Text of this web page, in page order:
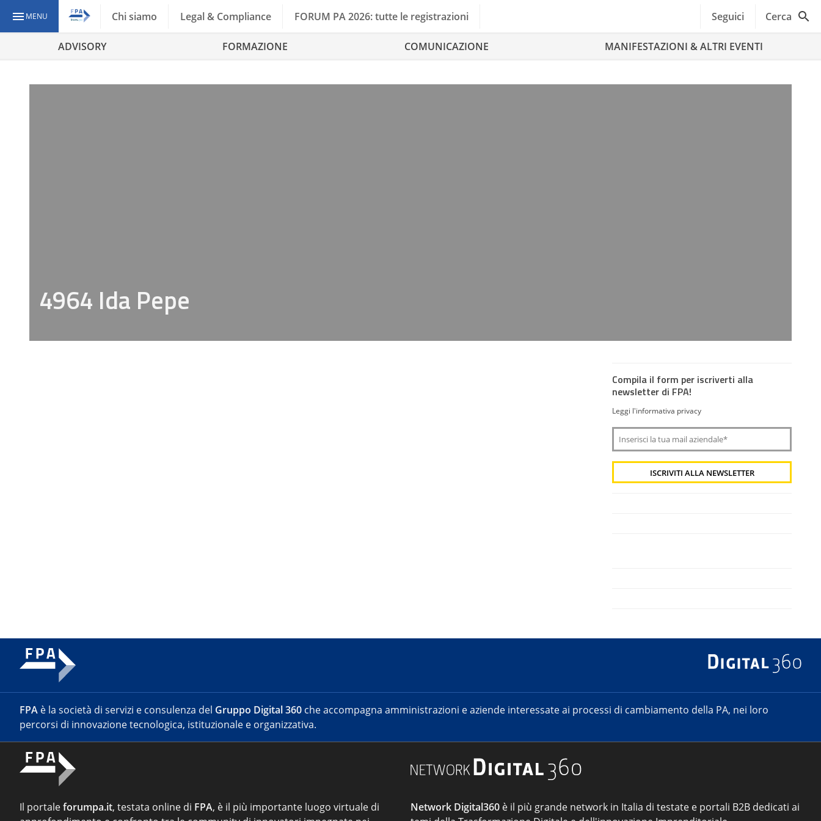
MENU Chi siamo Legal & Compliance FORUM PA 2026: tutte le registrazioni Seguici Cerca
ADVISORY FORMAZIONE COMUNICAZIONE MANIFESTAZIONI & ALTRI EVENTI
4964 Ida Pepe
Compila il form per iscriverti alla
newsletter di FPA!
Leggi l'informativa privacy
FPA è la società di servizi e consulenza del Gruppo Digital 360 che accompagna amministrazioni e aziende interessate ai processi di cambiamento della PA, nei loro
percorsi di innovazione tecnologica, istituzionale e organizzativa.
Il portaleforumpa.it, testata online di FPA, è il più importante luogo virtuale di
Network Digital360 è il più grande network in Italia di testate e portali B2B dedicati ai